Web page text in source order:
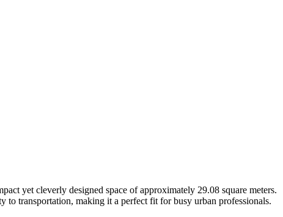
yet cleverly designed space of approximately 29.08 square meters.
transportation, making it a perfect fit for busy urban professionals.